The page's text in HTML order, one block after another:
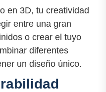
en 3D, tu creatividad
entre una gran
o crear el tuyo
diferentes
un diseño único.